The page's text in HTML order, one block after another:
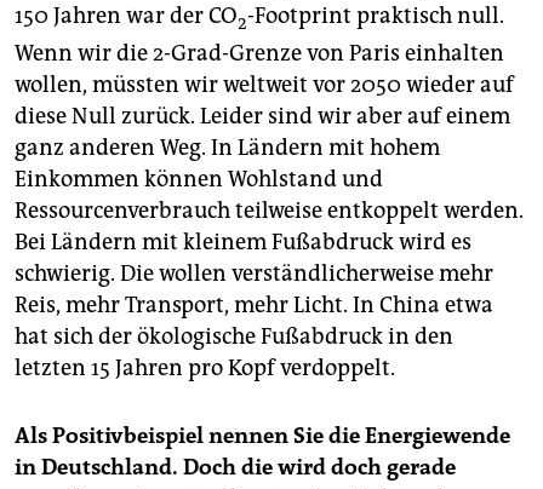
150 Jahren war der CO2-Footprint praktisch null.
Wenn wir die 2-Grad-Grenze von Paris einhalten
wollen, müssten wir weltweit vor 2050 wieder auf
diese Null zurück. Leider sind wir aber auf einem
ganz anderen Weg. In Ländern mit hohem
Einkommen können Wohlstand und
Ressourcenverbrauch teilweise entkoppelt werden.
Bei Ländern mit kleinem Fußabdruck wird es
schwierig. Die wollen verständlicherweise mehr
Reis, mehr Transport, mehr Licht. In China etwa
hat sich der ökologische Fußabdruck in den
letzten 15 Jahren pro Kopf verdoppelt.
Als Positivbeispiel nennen Sie die Energiewende
in Deutschland. Doch die wird doch gerade